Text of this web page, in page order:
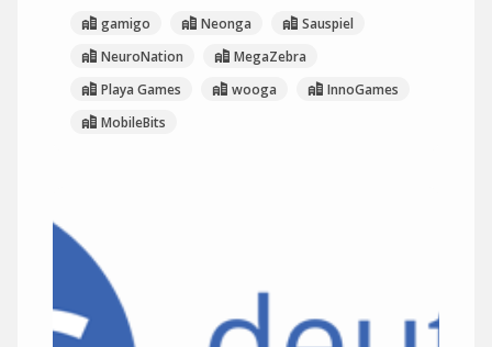
gamigo Neonga
Sauspiel
NeuroNation
MegaZebra
Playa Games
wooga
InnoGames
MobileBits